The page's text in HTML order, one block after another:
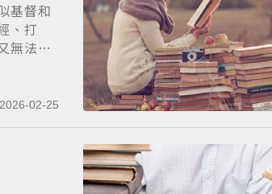
基督和
、打
無法掌
2026-02-25